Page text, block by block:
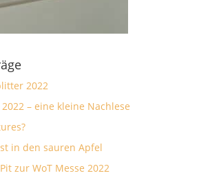
2022
– eine kleine Nachlese
in den sauren Apfel
zur WoT Messe 2022